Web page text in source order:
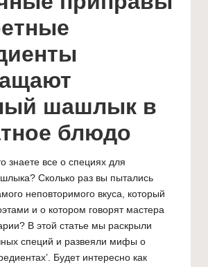
шашлык в
блюдо
знаете все о специях для
Сколько раз вы пытались
неповторимого вкуса, который
и о котором говорят мастера
В этой статье мы раскрыли
специй и развеяли мифы о
Будет интересно как